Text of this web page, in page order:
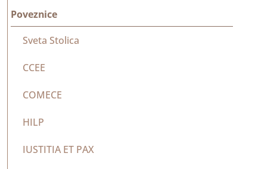
Poveznice
Sveta Stolica
CCEE
COMECE
HILP
IUSTITIA ET PAX